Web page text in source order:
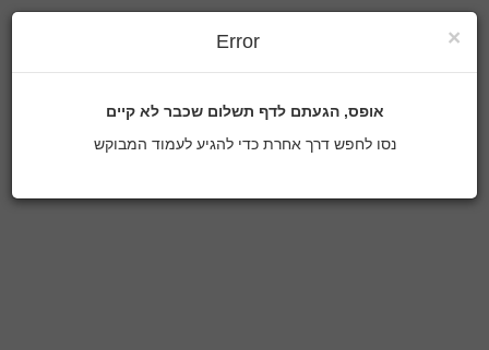
×
Error
אופס, הגעתם לדף תשלום שכבר לא קיים
נסו לחפש דרך אחרת כדי להגיע לעמוד המבוקש